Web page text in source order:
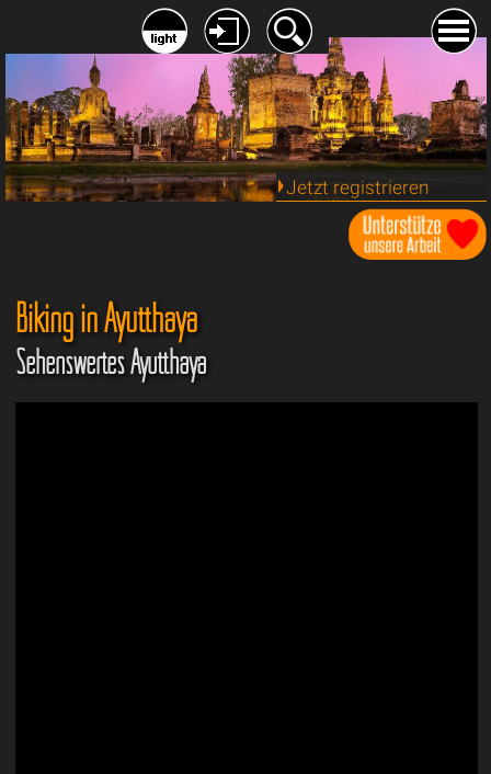
Jetzt registrieren
Biking in Ayutthaya
Sehenswertes Ayutthaya